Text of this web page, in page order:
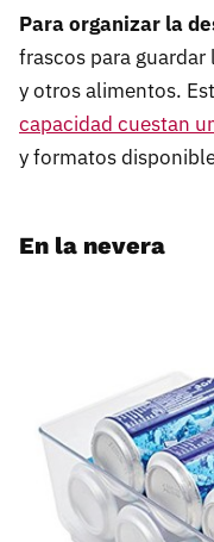
Para organizar la
frascos para
y otros alimentos.
capacidad cuestan
y formatos
En la nevera